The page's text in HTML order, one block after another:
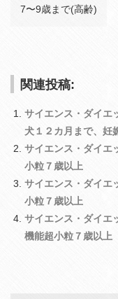
7〜9歳まで(高齢)
関連投稿:
サイエンス・ダイエ
犬１２カ月まで、妊
サイエンス・ダイエ
小粒７歳以上
サイエンス・ダイエ
小粒７歳以上
サイエンス・ダイエ
機能超小粒７歳以上